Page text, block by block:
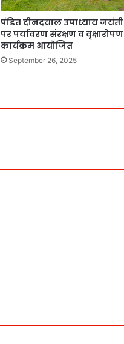
पंडित दीनदयाल उपाध्याय जयंती
पर पर्यावरण संरक्षण व वृक्षारोपण
कार्यक्रम आयोजित
September 26, 2025